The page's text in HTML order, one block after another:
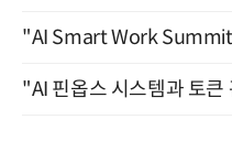
"AI Smart Work